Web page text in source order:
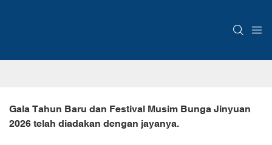
Gala Tahun Baru dan Festival Musim Bunga Jinyuan
2026 telah diadakan dengan jayanya.